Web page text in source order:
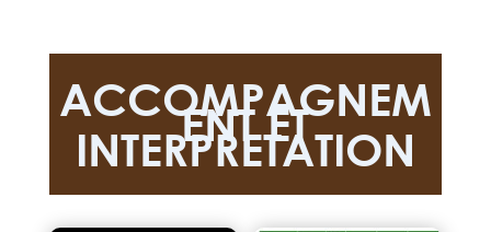
ACCOMPAGNEM
ENT ET
INTERPRETATION